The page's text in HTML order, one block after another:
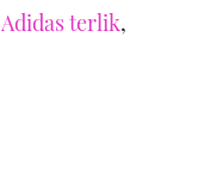
Adidas terlik,